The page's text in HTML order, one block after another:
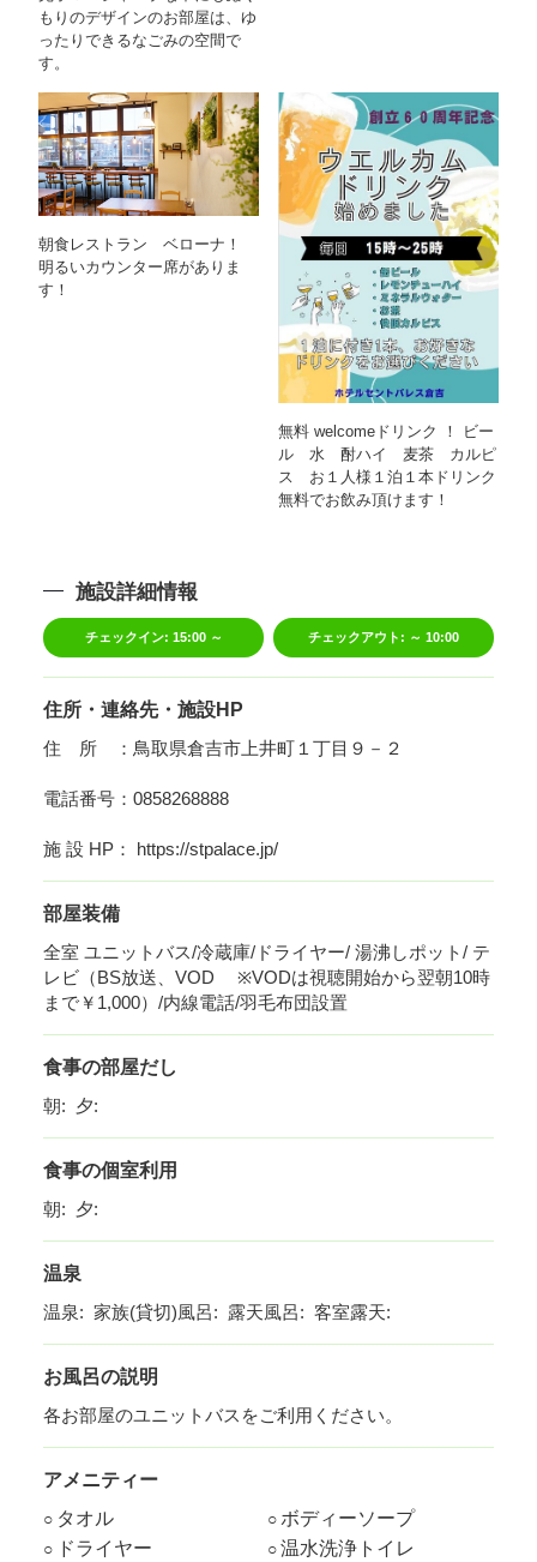
もりのデザインのお部屋は、ゆ
ったりできるなごみの空間で
す。
朝食レストラン ベローナ！
明るいカウンター席がありま
す！
無料 welcomeドリンク ！ ビー
ル 水 酎ハイ 麦茶 カルピ
ス お１人様１泊１本ドリンク
無料でお飲み頂けます！
施設詳細情報
チェックイン: 15:00 ～ チェックアウト: ～ 10:00
住所・連絡先・施設HP
住 所 ：鳥取県倉吉市上井町１丁目９－２
電話番号：0858268888
施 設 HP： https://stpalace.jp/
部屋装備
全室 ユニットバス/冷蔵庫/ドライヤー/ 湯沸しポット/ テ
レビ（BS放送、VOD ※VODは視聴開始から翌朝10時
まで￥1,000）/内線電話/羽毛布団設置
食事の部屋だし
朝: 夕:
食事の個室利用
朝: 夕:
温泉
温泉: 家族(貸切)風呂: 露天風呂: 客室露天:
お風呂の説明
各お部屋のユニットバスをご利用ください。
アメニティー
○ タオル ○ ボディーソープ
○ ドライヤー ○ 温水洗浄トイレ